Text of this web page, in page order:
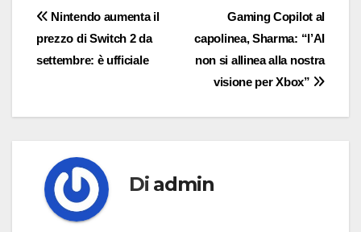
Navigazione
articoli
Gaming Copilot al
capolinea, Sharma: “l’AI
non si allinea alla nostra
visione per Xbox”
Nintendo aumenta il
prezzo di Switch 2 da
settembre: è ufficiale
Di admin